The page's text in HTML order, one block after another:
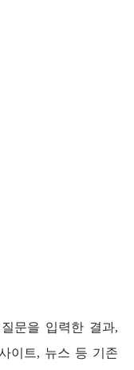
문을 입력한 결과,
이트, 뉴스 등 기존